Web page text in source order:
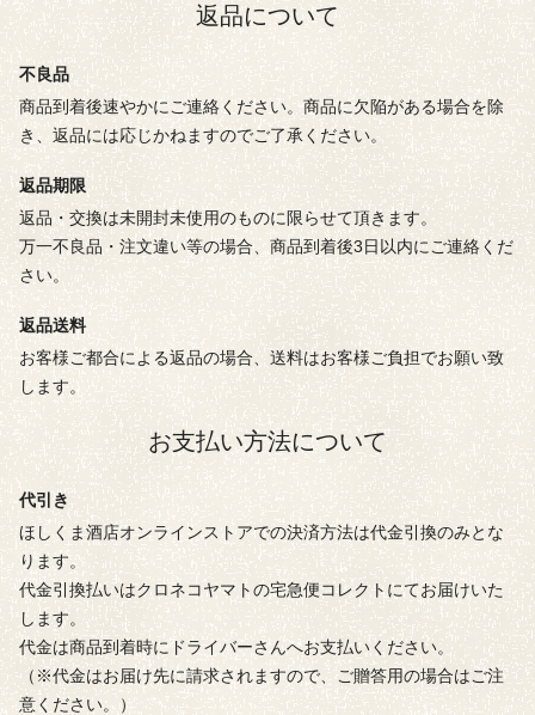
返品について
不良品
商品到着後速やかにご連絡ください。商品に欠陥がある場合を除
き、返品には応じかねますのでご了承ください。
返品期限
返品・交換は未開封未使用のものに限らせて頂きます。
万一不良品・注文違い等の場合、商品到着後3日以内にご連絡くだ
さい。
返品送料
お客様ご都合による返品の場合、送料はお客様ご負担でお願い致
します。
お支払い方法について
代引き
ほしくま酒店オンラインストアでの決済方法は代金引換のみとな
ります。
代金引換払いはクロネコヤマトの宅急便コレクトにてお届けいた
します。
代金は商品到着時にドライバーさんへお支払いください。
（※代金はお届け先に請求されますので、ご贈答用の場合はご注
意ください。）